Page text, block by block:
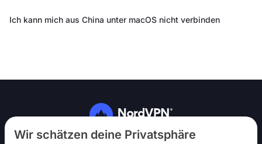
Wir schätzen deine Privatsphäre
Ich kann mich aus China unter macOS nicht verbinden
Folg uns